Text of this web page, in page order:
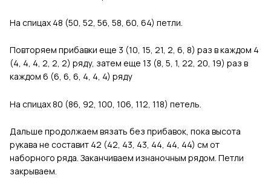
На спицах 48 (50, 52, 56, 58, 60, 64) петли.
Повторяем прибавки еще 3 (10, 15, 21, 2, 6, 8) раз в каждом 4
(4, 4, 4, 2, 2, 2) ряду, затем еще 13 (8, 5, 1, 22, 20, 19) раз в
каждом 6 (6, 6, 6, 4, 4, 4) ряду
На спицах 80 (86, 92, 100, 106, 112, 118) петель.
Дальше продолжаем вязать без прибавок, пока высота
рукава не составит 42 (42, 43, 43, 44, 44, 44) см от
наборного ряда. Заканчиваем изнаночным рядом. Петли
закрываем.